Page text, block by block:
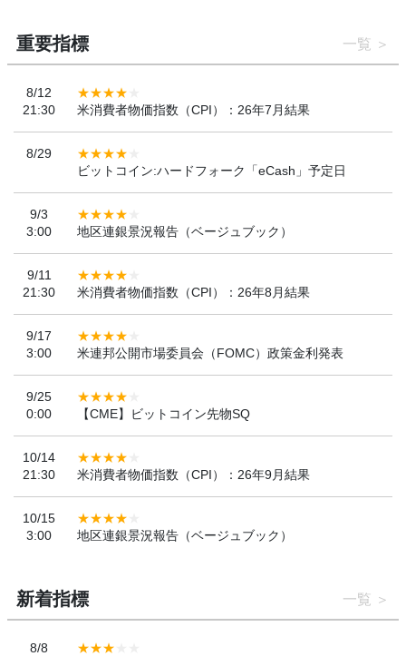
重要指標 一覧
8/12
21:30
米消費者物価指数（CPI）：26年7月結果
8/29
ビットコイン:ハードフォーク「eCash」予定日
9/3
3:00
地区連銀景況報告（ベージュブック）
9/11
21:30
米消費者物価指数（CPI）：26年8月結果
9/17
3:00
米連邦公開市場委員会（FOMC）政策金利発表
9/25
0:00
【CME】ビットコイン先物SQ
10/14
21:30
米消費者物価指数（CPI）：26年9月結果
10/15
3:00
地区連銀景況報告（ベージュブック）
新着指標 一覧
8/8